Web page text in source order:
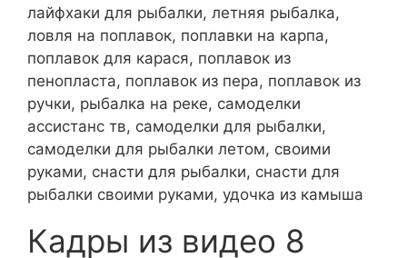
лайфхаки для рыбалки, летняя рыбалка,
ловля на поплавок, поплавки на карпа,
поплавок для карася, поплавок из
пенопласта, поплавок из пера, поплавок из
ручки, рыбалка на реке, самоделки
ассистанс тв, самоделки для рыбалки,
самоделки для рыбалки летом, своими
руками, снасти для рыбалки, снасти для
рыбалки своими руками, удочка из камыша
Кадры из видео 8